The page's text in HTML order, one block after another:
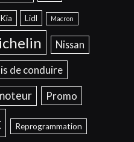
Kia Lidl Macron
Nissan
de conduire
Promo
Reprogrammation